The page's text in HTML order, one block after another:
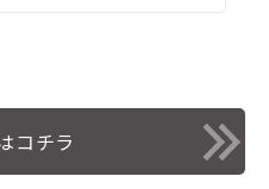
コチラ